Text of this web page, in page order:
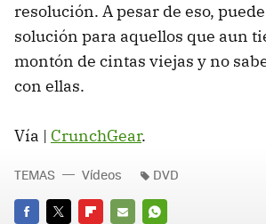
resolución. A pesar de eso,
solución para aquellos que aun
montón de cintas viejas y no
con ellas.
Vía | CrunchGear.
TEMAS Vídeos DVD